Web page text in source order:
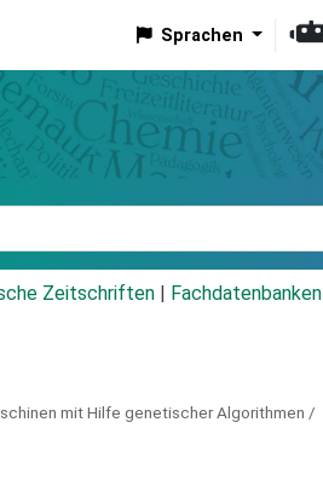
Sprachen
Zeitschriften Fachdatenbanken
mit Hilfe genetischer Algorithmen /